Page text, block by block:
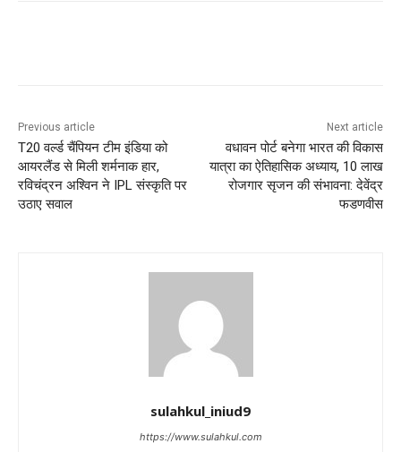
Previous article
T20 वर्ल्ड चैंपियन टीम इंडिया को
आयरलैंड से मिली शर्मनाक हार,
रविचंद्रन अश्विन ने IPL संस्कृति पर
उठाए सवाल
Next article
वधावन पोर्ट बनेगा भारत की विकास
यात्रा का ऐतिहासिक अध्याय, 10 लाख
रोजगार सृजन की संभावना: देवेंद्र
फडणवीस
sulahkul_iniud9
https://www.sulahkul.com